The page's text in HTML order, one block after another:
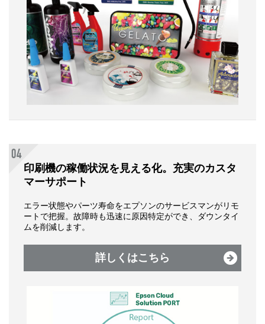
印刷機の稼働状況を見える化。 充実のカスタ
マーサポート
エラー状態やパーツ寿命をエプソンのサービスマンがリモ
ートで把握。故障時も迅速に原因特定ができ、ダウンタイ
ムを削減します。
詳しくはこちら